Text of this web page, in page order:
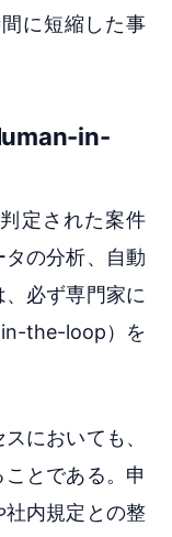
に短縮した事
in-
定された案件
タの分析、自動
必ず専門家に
the-loop）を
においても、
とである。申
内規定との整